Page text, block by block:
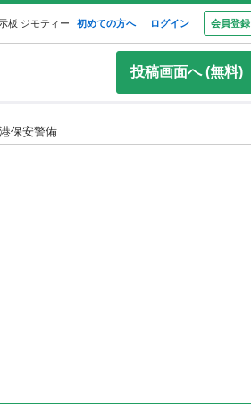
板 ジモティー 初めての方へ ログイン 会員登録
投稿画面へ (無料)
保安警備